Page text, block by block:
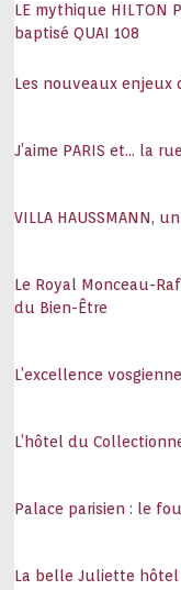
LE mythique HILTON
baptisé QUAI 108
Les nouveaux enjeux
J’aime PARIS et… la
VILLA HAUSSMANN,
Le Royal Monceau-
du Bien-Être
L’excellence
L’hôtel du
Palace parisien : le
La belle Juliette hôtel